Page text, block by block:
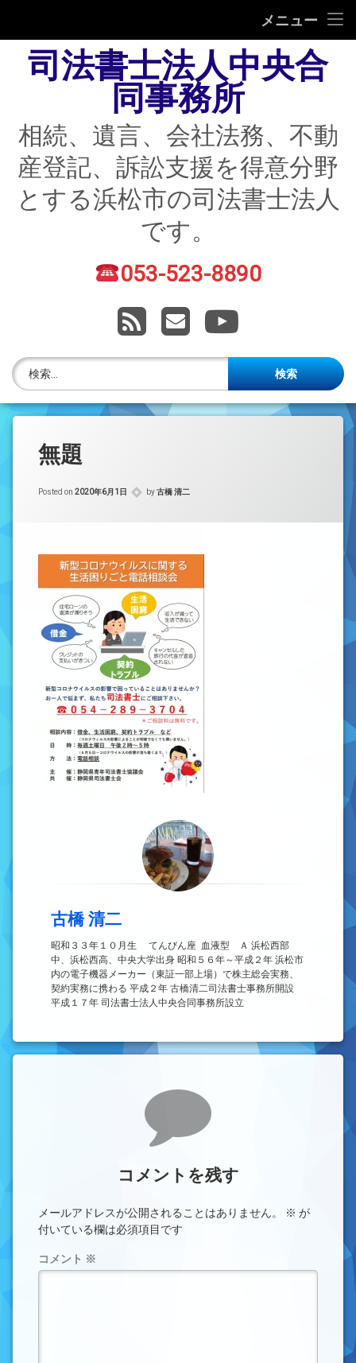
メニュー
相続
不動産登記
債務整理
住宅ローン返済にお困りの方
賃貸トラブル
株主名簿管理人
ご相談について
法律を勉強しよう
司法書士資格者・受験生募集中
司法書士法人中央合
同事務所
相続、遺言、会社法務、不動
産登記、訴訟支援を得意分野
とする浜松市の司法書士法人
です。
電話番号: 053-523-8890
RSSメールアドレス
YouTube
検索:
無題
Posted on 2020年6月1日 by古橋 清二
古橋 清二
昭和３３年１０月生 てんびん座 血液型 Ａ 浜松西部
中、浜松西高、中央大学出身 昭和５６年～平成２年 浜松市
内の電子機器メーカー（東証一部上場）で株主総会実務、
契約実務に携わる 平成２年 古橋清二司法書士事務所開設
平成１７年 司法書士法人中央合同事務所設立
コメントを残す
メールアドレスが公開されることはありません。 ※ が
付いている欄は必須項目です
コメント ※